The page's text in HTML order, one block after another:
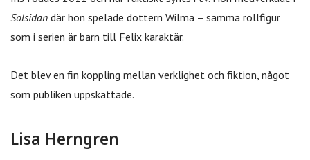
Solsidan där hon spelade dottern Wilma – samma rollfigur
som i serien är barn till Felix karaktär.
Det blev en fin koppling mellan verklighet och fiktion, något
som publiken uppskattade.
Lisa Herngren